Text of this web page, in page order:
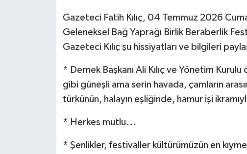
Gazeteci Fatih Kılıç, 04 Temmuz 2026
Geleneksel Bağ Yaprağı Birlik Beraberlik
Gazeteci Kılıç şu hissiyatları ve bilgileri
* Dernek Başkanı Ali Kılıç ve Yönetim
gibi güneşli ama serin havada, çamların
türkünün, halayın eşliğinde, hamur işi
* Herkes mutlu...
* Şenlikler, festivaller kültürümüzün en